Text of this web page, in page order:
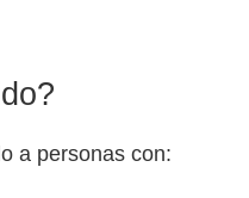
a personas con: